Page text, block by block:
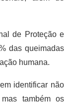
de Proteção e
das queimadas
humana.
identificar não
também os